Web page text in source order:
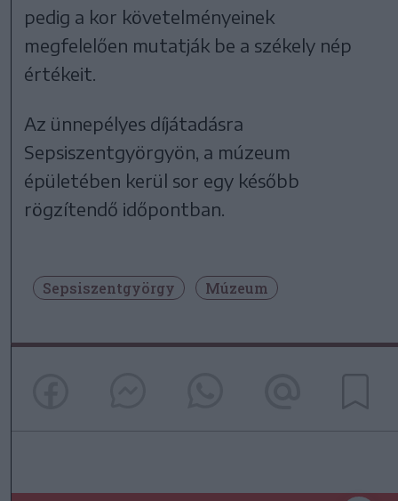
pedig a kor követelményeinek
megfelelően mutatják be a székely nép
értékeit.
Az ünnepélyes díjátadásra
Sepsiszentgyörgyön, a múzeum
épületében kerül sor egy később
rögzítendő időpontban.
Sepsiszentgyörgy Múzeum